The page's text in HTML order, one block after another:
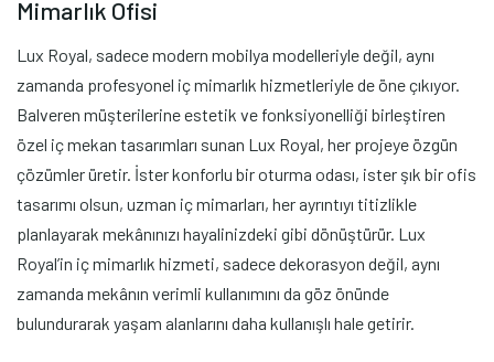
Mimarlık Ofisi
Lux Royal, sadece modern mobilya modelleriyle değil, aynı
zamanda profesyonel iç mimarlık hizmetleriyle de öne çıkıyor.
Balveren müşterilerine estetik ve fonksiyonelliği birleştiren
özel iç mekan tasarımları sunan Lux Royal, her projeye özgün
çözümler üretir. İster konforlu bir oturma odası, ister şık bir ofis
tasarımı olsun, uzman iç mimarları, her ayrıntıyı titizlikle
planlayarak mekânınızı hayalinizdeki gibi dönüştürür. Lux
Royal’in iç mimarlık hizmeti, sadece dekorasyon değil, aynı
zamanda mekânın verimli kullanımını da göz önünde
bulundurarak yaşam alanlarını daha kullanışlı hale getirir.